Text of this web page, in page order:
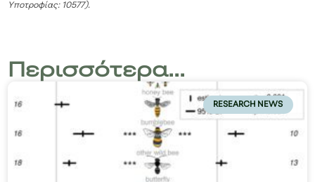
Υποτροφίας: 10577).
Περισσότερα...
RESEARCH NEWS